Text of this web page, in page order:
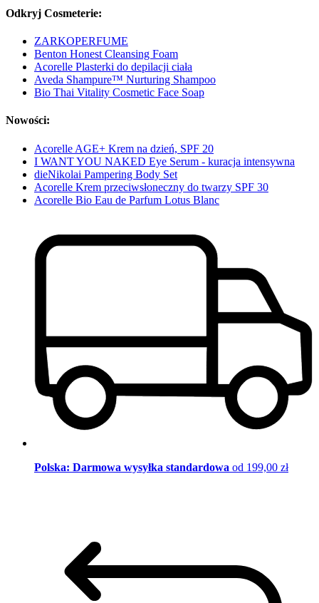
Odkryj Cosmeterie:
ZARKOPERFUME
Benton Honest Cleansing Foam
Acorelle Plasterki do depilacji ciała
Aveda Shampure™ Nurturing Shampoo
Bio Thai Vitality Cosmetic Face Soap
Nowości:
Acorelle AGE+ Krem na dzień, SPF 20
I WANT YOU NAKED Eye Serum - kuracja intensywna
dieNikolai Pampering Body Set
Acorelle Krem przeciwsłoneczny do twarzy SPF 30
Acorelle Bio Eau de Parfum Lotus Blanc
Polska: Darmowa wysyłka standardowa od 199,00 zł